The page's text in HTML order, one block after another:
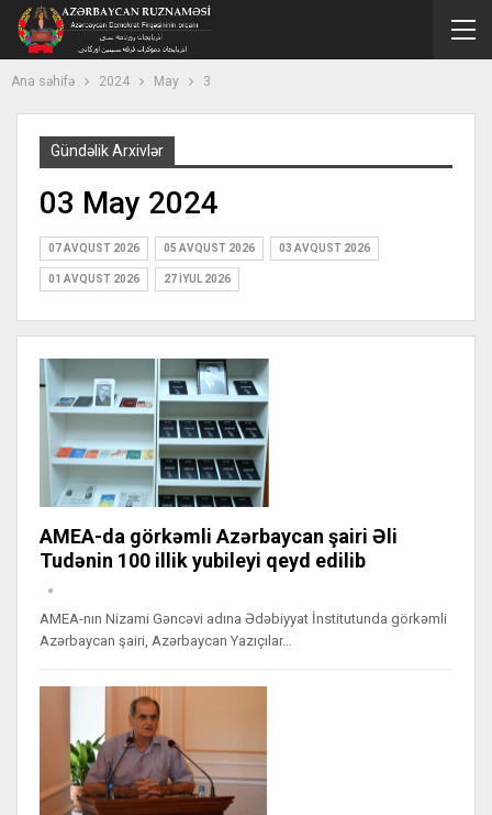
Ana səhifə 2024 May 3
Gündəlik Arxivlər
03 May 2024
07 AVQUST 2026 05 AVQUST 2026 03 AVQUST 2026
01 AVQUST 2026 27 İYUL 2026
AMEA-da görkəmli Azərbaycan şairi Əli
Tudənin 100 illik yubileyi qeyd edilib
AMEA-nın Nizami Gəncəvi adına Ədəbiyyat İnstitutunda görkəmli
Azərbaycan şairi, Azərbaycan Yazıçılar…